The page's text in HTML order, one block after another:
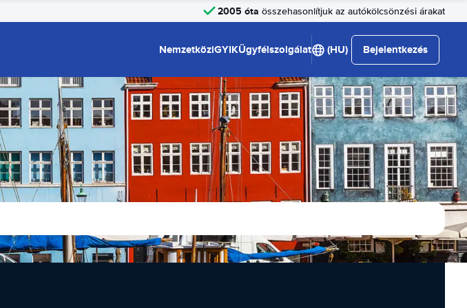
2005 óta összehasonlítjuk az autókölcsönzési árakat
NemzetköziGYIKÜgyfélszolgálat (HU) Bejelentkezés